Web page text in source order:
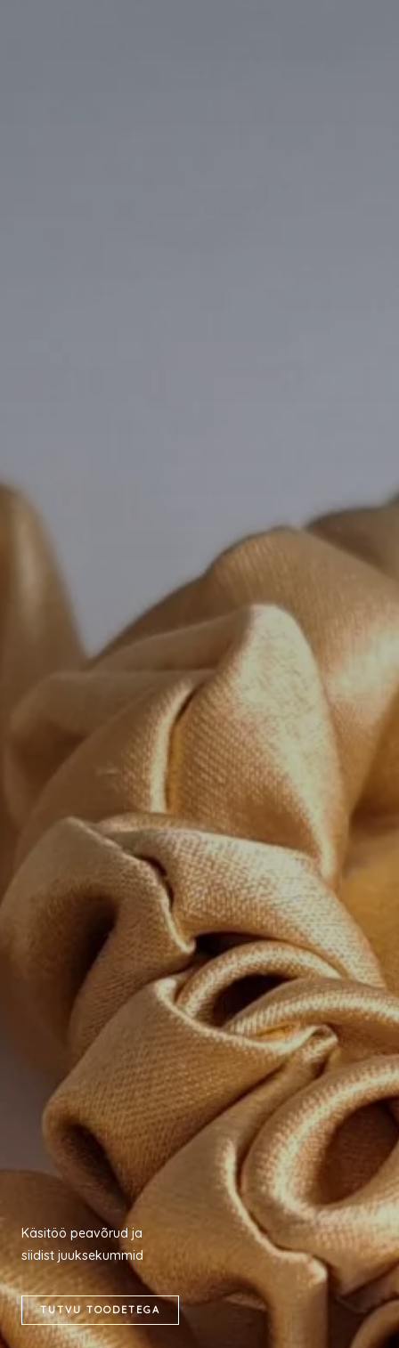
Käsitöö peavõrud ja
siidist juuksekummid
TUTVU TOODETEGA